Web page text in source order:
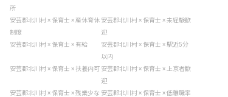
所
安芸郡北川村 × 保育士 × 産休育休
制度
安芸郡北川村 × 保育士 × 未経験歓
迎
安芸郡北川村 × 保育士 × 有給
安芸郡北川村 × 保育士 × 駅近5分
以内
安芸郡北川村 × 保育士 × 扶養内可 安芸郡北川村 × 保育士 × 上京者歓
迎
安芸郡北川村 × 保育士 × 残業少な 安芸郡北川村 × 保育士 × 低離職率